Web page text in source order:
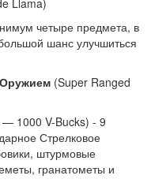
Llama)
четыре предмета, в
шанс улучшиться
(Super Ranged
— 1000 V-Bucks) - 9
Стрелковое
штурмовые
гранатометы и